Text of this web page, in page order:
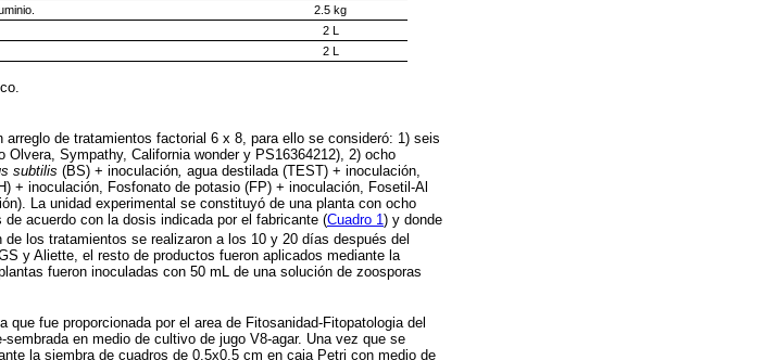
2.5 kg
2 L
2 L
de tratamientos factorial 6 x 8, para ello se consideró: 1) seis
Sympathy, California wonder y PS16364212), 2) ocho
subtilis (BS) + inoculación agua destilada (TEST) + inoculación,
+ inoculación, Fosfonato de potasio (FP) + inoculación, Fosetil-Al
La unidad experimental se constituyó de una planta con ocho
acuerdo con la dosis indicada por el fabricante (Cuadro 1) y donde
de los tratamientos se realizaron a los 10 y 20 días después del
y Aliette, el resto de productos fueron aplicados mediante la
fueron inoculadas con 50 mL de una solución de zoosporas
que fue proporcionada por el area de Fitosanidad-Fitopatologia del
en medio de cultivo de jugo V8-agar. Una vez que se
la siembra de cuadros de 0.5x0.5 cm en caja Petri con medio de